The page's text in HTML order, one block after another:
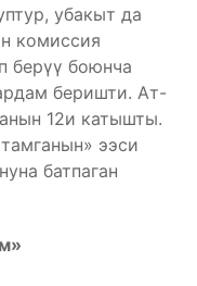
убакыт да
комиссия
берүү боюнча
беришти. Ат-
12и катышты.
ээси
батпаган